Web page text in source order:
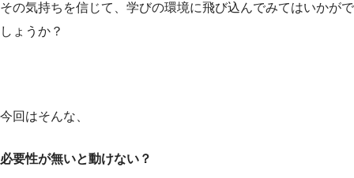
その気持ちを信じて、学びの環境に飛び込んでみてはいかがで
しょうか？
今回はそんな、
必要性が無いと動けない？